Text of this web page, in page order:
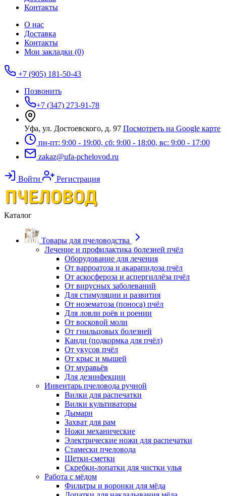
Контакты
О нас
Доставка
Контакты
Мои закладки (0)
+7 (905) 181-50-43
Позвонить
+7 (347) 273-91-78
Уфа, ул. Достоевского, д. 97 Посмотреть на Google карте
пн-пт: 9:00 - 19:00, сб: 9:00 - 18:00, вс: 9:00 - 17:00
zakaz@ufa-pchelovod.ru
Войти Регистрация
Каталог
Товары для пчеловодства
Лечение и профилактика болезней пчёл
Оборудование для лечения
От варроатоза и акарапидоза пчёл
От аскосфероза и аспергиллёза пчёл
От вирусных заболеваний
Для стимуляции и развития
От нозематоза (поноса) пчёл
Для ловли роёв и роении
От восковой моли
От гнильцовых болезней
Канди (подкормка для пчёл)
От укусов пчёл
От крыс и мышей
От муравьёв
Для дезинфекции
Инвентарь пчеловода ручной
Вилки для распечатки
Вилки культиваторы
Дымари
Захват для рам
Ножи механические
Электрические ножи для распечатки
Стамески пчеловода
Щетки-сметки
Скребки-лопатки для чистки улья
Работа с мёдом
Фильтры и воронки для мёда